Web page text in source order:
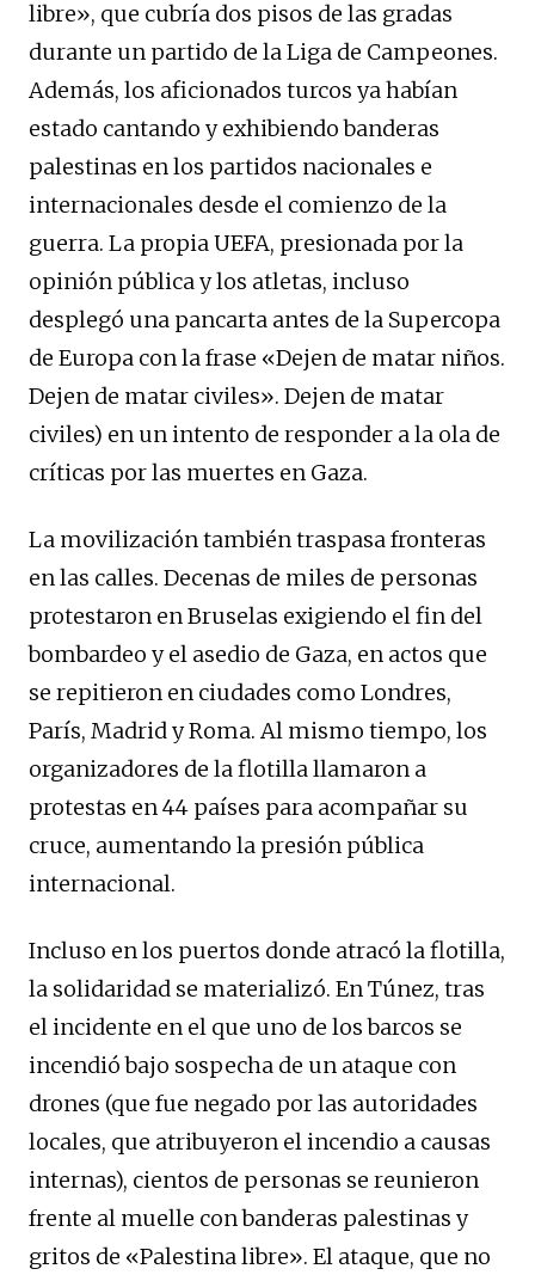
libre», que cubría dos pisos de las gradas
durante un partido de la Liga de Campeones.
Además, los aficionados turcos ya habían
estado cantando y exhibiendo banderas
palestinas en los partidos nacionales e
internacionales desde el comienzo de la
guerra. La propia UEFA, presionada por la
opinión pública y los atletas, incluso
desplegó una pancarta antes de la Supercopa
de Europa con la frase «Dejen de matar niños.
Dejen de matar civiles». Dejen de matar
civiles) en un intento de responder a la ola de
críticas por las muertes en Gaza.
La movilización también traspasa fronteras
en las calles. Decenas de miles de personas
protestaron en Bruselas exigiendo el fin del
bombardeo y el asedio de Gaza, en actos que
se repitieron en ciudades como Londres,
París, Madrid y Roma. Al mismo tiempo, los
organizadores de la flotilla llamaron a
protestas en 44 países para acompañar su
cruce, aumentando la presión pública
internacional.
Incluso en los puertos donde atracó la flotilla,
la solidaridad se materializó. En Túnez, tras
el incidente en el que uno de los barcos se
incendió bajo sospecha de un ataque con
drones (que fue negado por las autoridades
locales, que atribuyeron el incendio a causas
internas), cientos de personas se reunieron
frente al muelle con banderas palestinas y
gritos de «Palestina libre». El ataque, que no